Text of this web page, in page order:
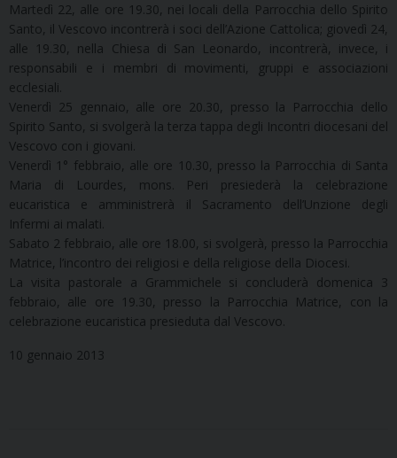
Martedì 22, alle ore 19.30, nei locali della Parrocchia dello Spirito
Santo, il Vescovo incontrerà i soci dell’Azione Cattolica; giovedì 24,
alle 19.30, nella Chiesa di San Leonardo, incontrerà, invece, i
responsabili e i membri di movimenti, gruppi e associazioni
ecclesiali.
Venerdì 25 gennaio, alle ore 20.30, presso la Parrocchia dello
Spirito Santo, si svolgerà la terza tappa degli Incontri diocesani del
Vescovo con i giovani.
Venerdì 1° febbraio, alle ore 10.30, presso la Parrocchia di Santa
Maria di Lourdes, mons. Peri presiederà la celebrazione
eucaristica e amministrerà il Sacramento dell’Unzione degli
Infermi ai malati.
Sabato 2 febbraio, alle ore 18.00, si svolgerà, presso la Parrocchia
Matrice, l’incontro dei religiosi e della religiose della Diocesi.
La visita pastorale a Grammichele si concluderà domenica 3
febbraio, alle ore 19.30, presso la Parrocchia Matrice, con la
celebrazione eucaristica presieduta dal Vescovo.
10 gennaio 2013